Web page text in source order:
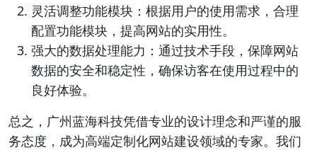
灵活调整功能模块：根据用户的使用需求，合理
配置功能模块，提高网站的实用性。
强大的数据处理能力：通过技术手段，保障网站
数据的安全和稳定性，确保访客在使用过程中的
良好体验。
总之，广州蓝海科技凭借专业的设计理念和严谨的服
务态度，成为高端定制化网站建设领域的专家。我们